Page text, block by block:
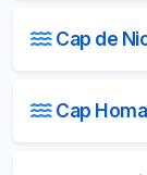
Cap de
Cap